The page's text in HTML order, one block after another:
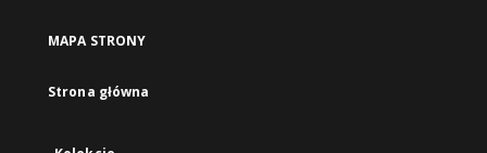
MAPA STRONY
Strona główna